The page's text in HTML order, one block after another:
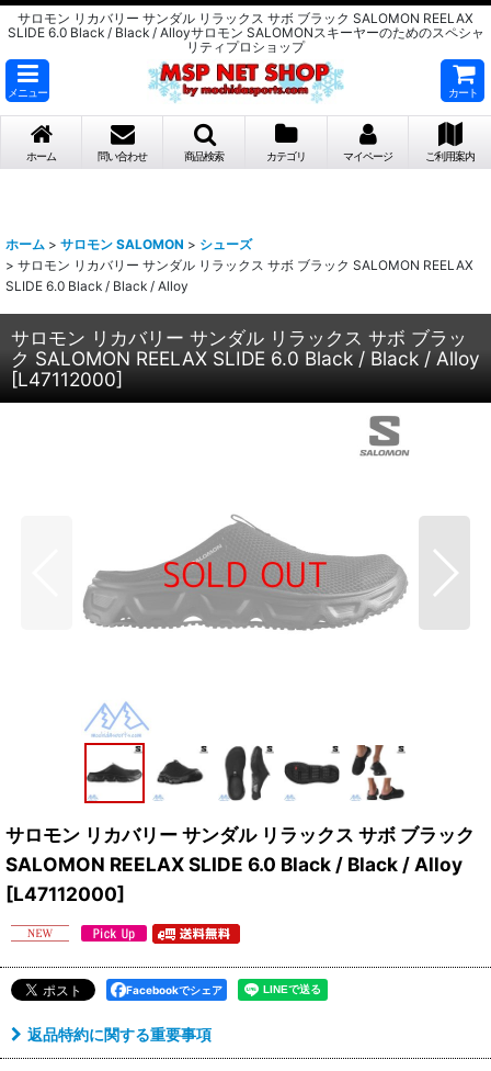
サロモン リカバリー サンダル リラックス サボ ブラック SALOMON REELAX
SLIDE 6.0 Black / Black / Alloyサロモン SALOMONスキーヤーのためのスペシャ
リティプロショップ
メニュー カート
ホーム 問い合わせ 商品検索 カテゴリ マイページ ご利用案内
ホーム > サロモン SALOMON > シューズ
> サロモン リカバリー サンダル リラックス サボ ブラック SALOMON REELAX
SLIDE 6.0 Black / Black / Alloy
サロモン リカバリー サンダル リラックス サボ ブラッ
ク SALOMON REELAX SLIDE 6.0 Black / Black / Alloy
[L47112000]
サロモン リカバリー サンダル リラックス サボ ブラック
SALOMON REELAX SLIDE 6.0 Black / Black / Alloy
[L47112000]
Facebookでシェア
返品特約に関する重要事項